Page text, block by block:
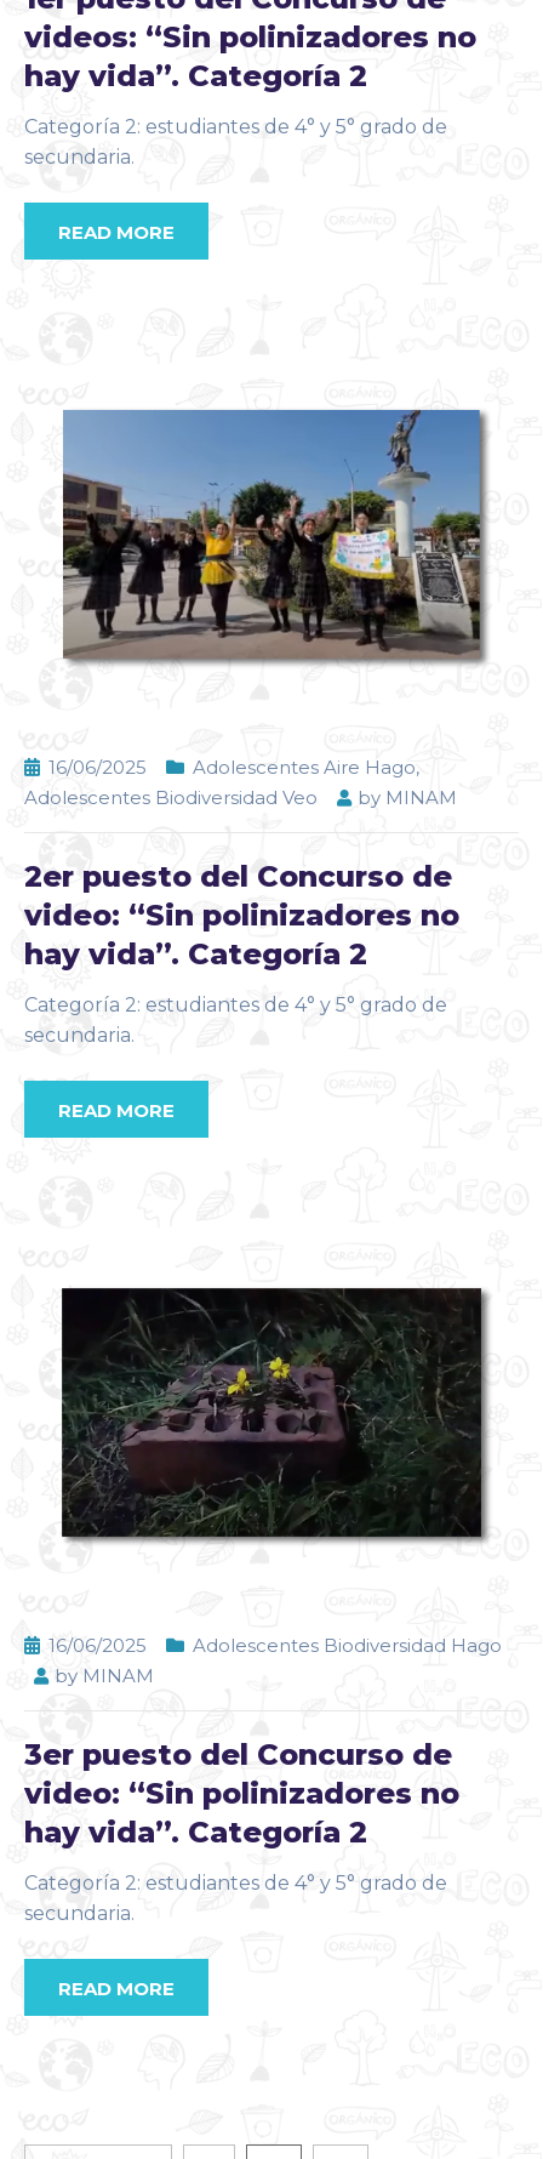
videos: “Sin polinizadores no
hay vida”. Categoría 2
Categoría 2: estudiantes de 4° y 5° grado de
secundaria.
READ MORE
16/06/2025 Adolescentes Aire Hago,
Adolescentes Biodiversidad Veo
by MINAM
2er puesto del Concurso de
video: “Sin polinizadores no
hay vida”. Categoría 2
Categoría 2: estudiantes de 4° y 5° grado de
secundaria.
READ MORE
16/06/2025
Adolescentes Biodiversidad Hago
by MINAM
3er puesto del Concurso de
video: “Sin polinizadores no
hay vida”. Categoría 2
Categoría 2: estudiantes de 4° y 5° grado de
secundaria.
READ MORE